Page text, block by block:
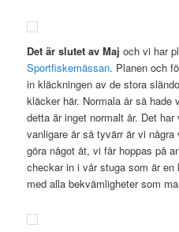
Det är slutet av Maj och vi har
Sportfiskemässan. Planen och
in kläckningen av de stora
kläcker här. Normala år så
detta är inget normalt år. Det
vanligare år så tyvärr är vi
göra något åt, vi får hoppas på
checkar in i vår stuga som är
med alla bekvämligheter som